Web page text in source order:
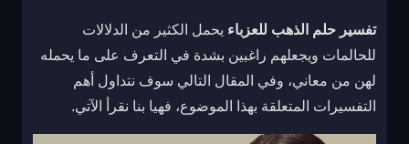
تفسير حلم الذهب للعزباء يحمل الكثير من الدلالات
للحالمات ويجعلهم راغبين بشدة في التعرف على ما يحمله
لهن من معاني، وفي المقال التالي سوف نتداول أهم
التفسيرات المتعلقة بهذا الموضوع، فهيا بنا نقرأ الآتي.